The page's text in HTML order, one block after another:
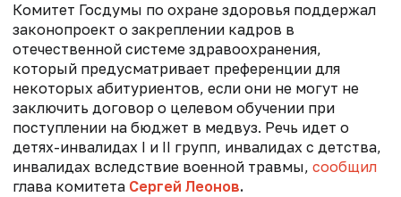
Комитет Госдумы по охране здоровья поддержал
законопроект о закреплении кадров в
отечественной системе здравоохранения,
который предусматривает преференции для
некоторых абитуриентов, если они не могут не
заключить договор о целевом обучении при
поступлении на бюджет в медвуз. Речь идет о
детях-инвалидах I и II групп, инвалидах с детства,
инвалидах вследствие военной травмы, сообщил
глава комитета Сергей Леонов.